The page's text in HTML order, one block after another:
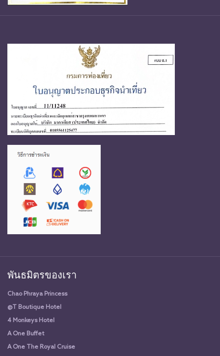
พันธมิตรของเรา
Chao Phraya Princess
@T Boutique Hotel
4 Monkeys Hotel
A One Buffet
A One The Royal Cruise